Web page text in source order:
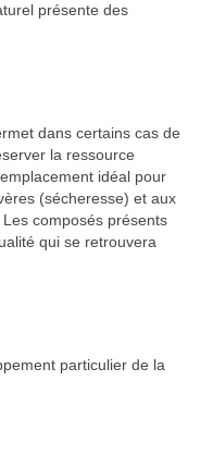
présente des
dans certains cas de
la ressource
idéal pour
(sécheresse) et aux
composés présents
qui se retrouvera
particulier de la